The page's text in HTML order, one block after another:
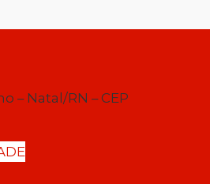
– Natal/RN – CEP